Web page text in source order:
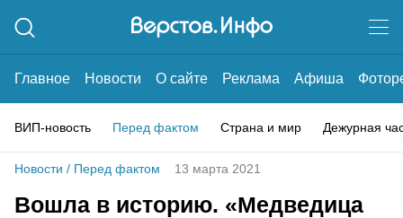
Главное Новости О сайте Реклама Афиша
ВИП-новость Перед фактом Страна и мир Дежурная
Новости / Перед фактом 13 марта 2021
Вошла в историю. «Медведица